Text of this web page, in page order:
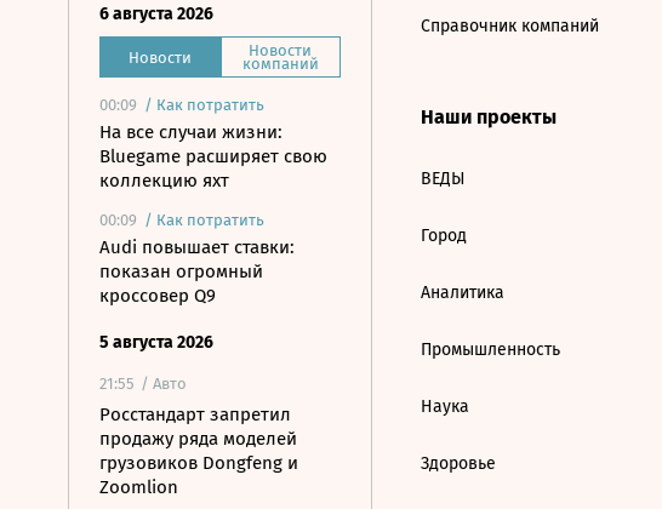
6 августа 2026
Новости Новости
компаний
00:09 / Как потратить
На все случаи жизни:
Bluegame расширяет свою
коллекцию яхт
00:09 / Как потратить
Audi повышает ставки:
показан огромный
кроссовер Q9
5 августа 2026
21:55 / Авто
Росстандарт запретил
продажу ряда моделей
грузовиков Dongfeng и
Zoomlion
Справочник компаний
Наши проекты
ВЕДЫ
Город
Аналитика
Промышленность
Наука
Здоровье